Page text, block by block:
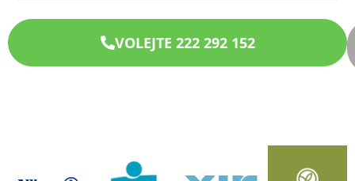
VOLEJTE 222 292 152